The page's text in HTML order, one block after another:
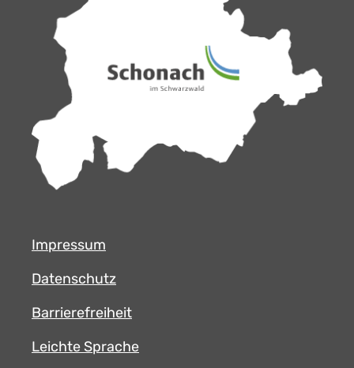
Impressum
Datenschutz
Barrierefreiheit
Leichte Sprache